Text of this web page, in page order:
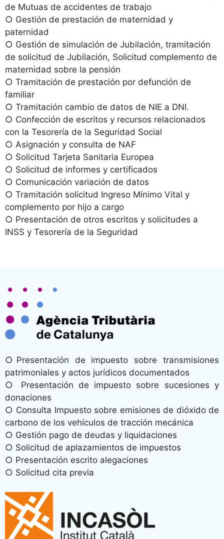
de Mutuas de accidentes de trabajo
○ Gestión de prestación de maternidad y
paternidad
○ Gestión de simulación de Jubilación, tramitación
de solicitud de Jubilación, Solicitud complemento de
maternidad sobre la pensión
○ Tramitación de prestación por defunción de
familiar
○ Tramitación cambio de datos de NIE a DNI.
○ Confección de escritos y recursos relacionados
con la Tesorería de la Seguridad Social
○ Asignación y consulta de NAF
○ Solicitud Tarjeta Sanitaria Europea
○ Solicitud de informes y certificados
○ Comunicación variación de datos
○ Tramitación solicitud Ingreso Mínimo Vital y
complemento por hijo a cargo
○ Presentación de otros escritos y solicitudes a
INSS y Tesorería de la Seguridad
○Presentación de impuesto sobre transmisiones
patrimoniales y actos jurídicos documentados
○ Presentación de impuesto sobre sucesiones y
donaciones
○ Consulta Impuesto sobre emisiones de dióxido de
carbono de los vehículos de tracción mecánica
○ Gestión pago de deudas y liquidaciones
○ Solicitud de aplazamientos de impuestos
○ Presentación escrito alegaciones
○ Solicitud cita previa